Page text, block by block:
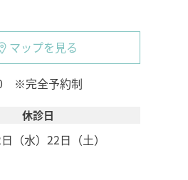
マップを見る
※完全予約制
休診日
（水） 22日（土）